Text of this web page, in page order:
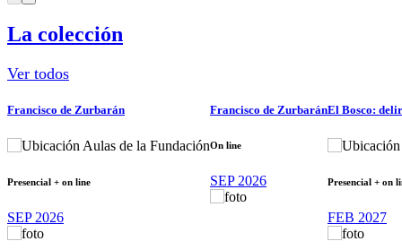
La colección
Ver todos
Francisco de Zurbarán
Aulas de la Fundación
Presencial + on line
SEP 2026
Francisco de Zurbarán
On line
SEP 2026
El Bosco:
Presencial + on
FEB 2027